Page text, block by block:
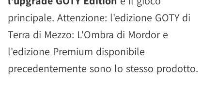
principale. Attenzione: l'edizione GOTY di
Terra di Mezzo: L'Ombra di Mordor e
l'edizione Premium disponibile
precedentemente sono lo stesso prodotto.